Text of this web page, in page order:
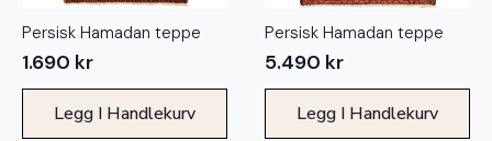
Persisk Hamadan teppe
1.690 kr
Legg I Handlekurv
Persisk Hamadan teppe
5.490 kr
Legg I Handlekurv